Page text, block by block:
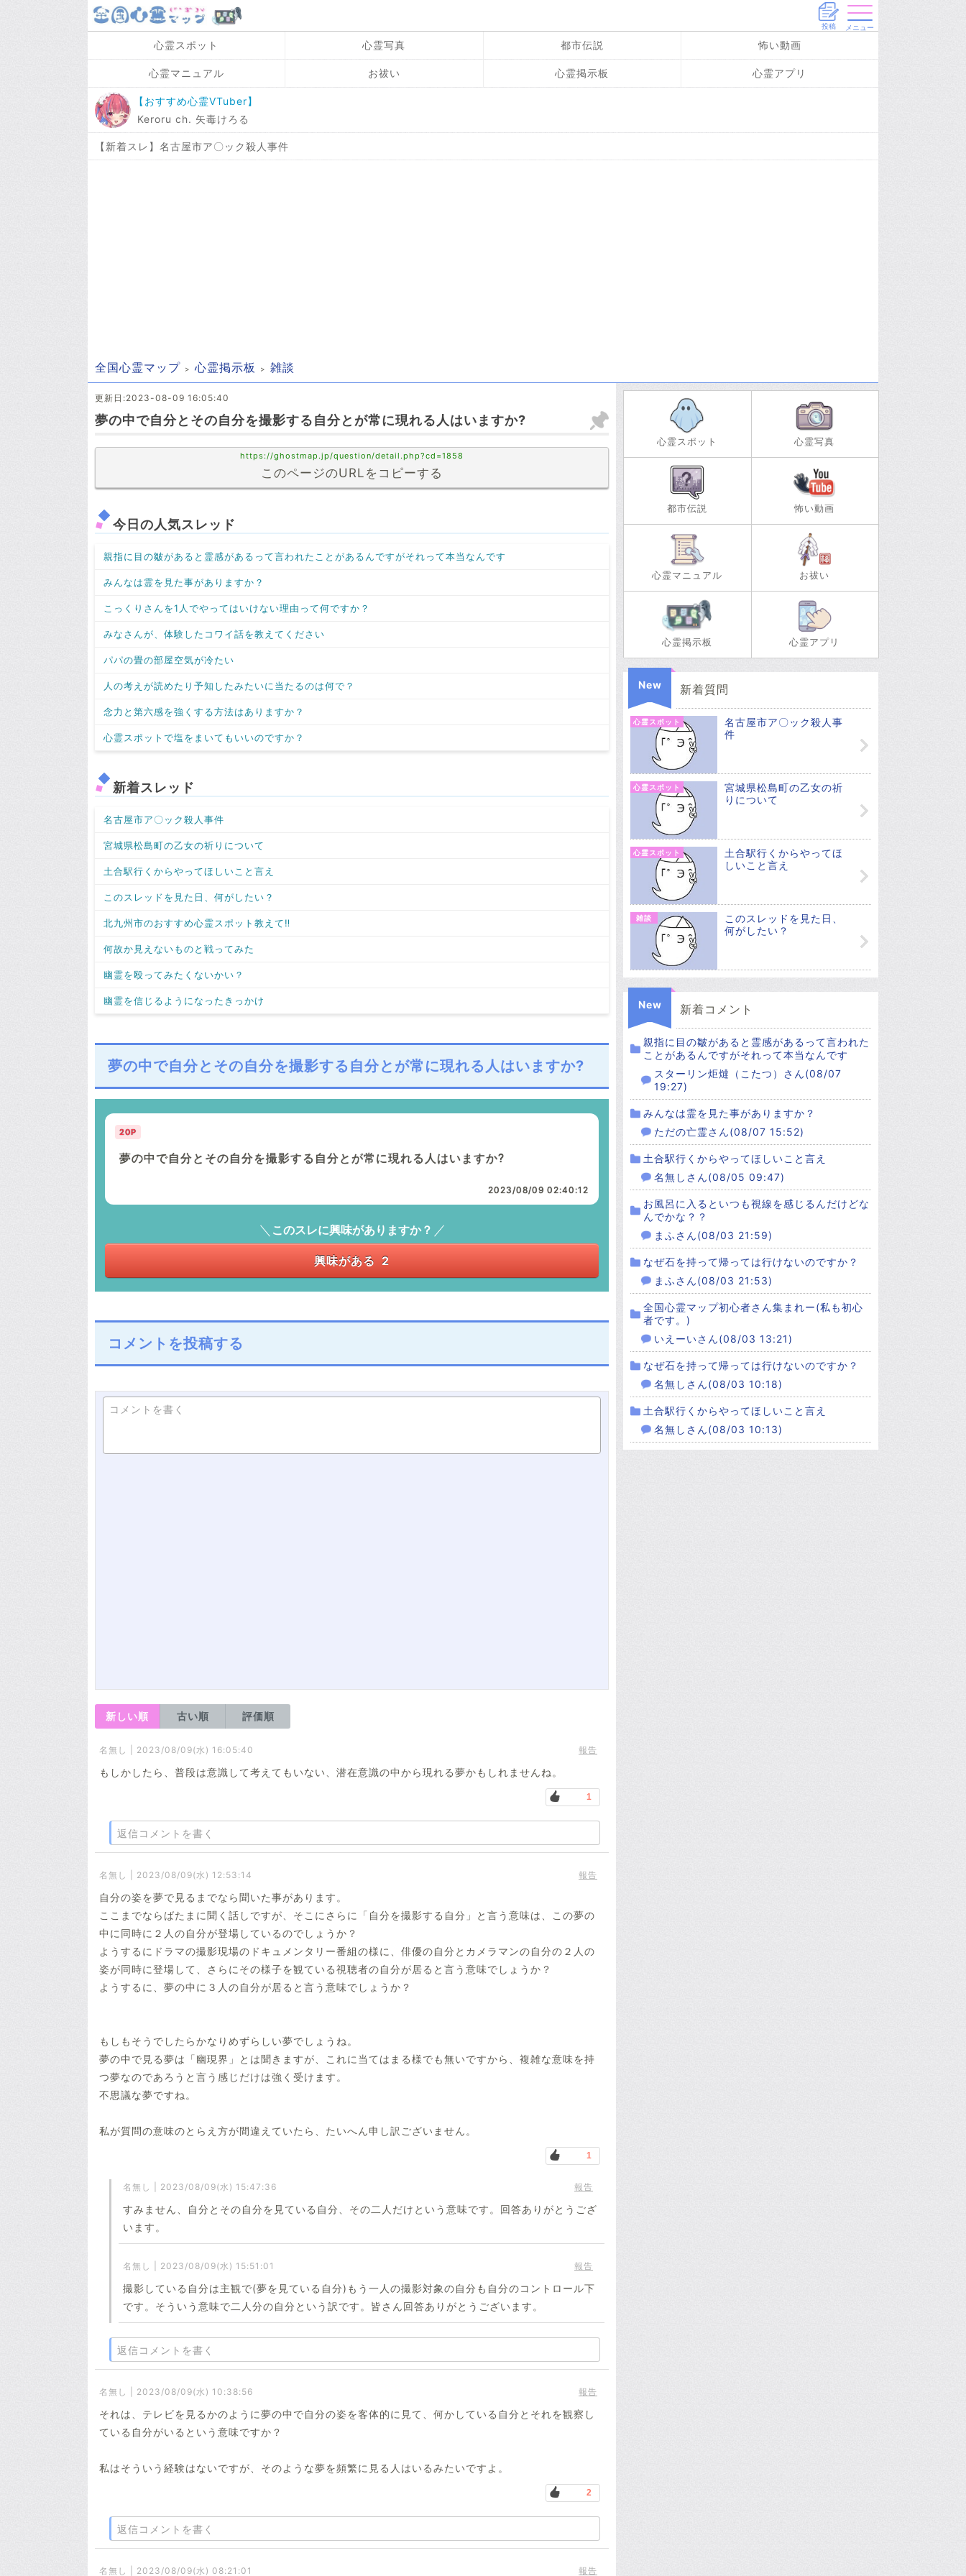
投稿 メニュー
心霊スポット 心霊写真 都市伝説 怖い動画
心霊マニュアル お祓い 心霊掲示板 心霊アプリ
【おすすめ心霊VTuber】
Keroru ch. 矢毒けろる
【新着スレ】名古屋市ア〇ック殺人事件
全国心霊マップ 心霊掲示板 雑談
更新日:2023-08-09 16:05:40
夢の中で自分とその自分を撮影する自分とが常に現れる人はいますか?
https://ghostmap.jp/question/detail.php?cd=1858
このページのURLをコピーする
今日の人気スレッド
親指に目の皺があると霊感があるって言われたことがあるんですがそれって本当なんです
みんなは霊を見た事がありますか？
こっくりさんを1人でやってはいけない理由って何ですか？
みなさんが、体験したコワイ話を教えてください
パパの畳の部屋空気が冷たい
人の考えが読めたり予知したみたいに当たるのは何で？
念力と第六感を強くする方法はありますか？
心霊スポットで塩をまいてもいいのですか？
新着スレッド
名古屋市ア〇ック殺人事件
宮城県松島町の乙女の祈りについて
土合駅行くからやってほしいこと言え
このスレッドを見た日、何がしたい？
北九州市のおすすめ心霊スポット教えて‼️
何故か見えないものと戦ってみた
幽霊を殴ってみたくないかい？
幽霊を信じるようになったきっかけ
夢の中で自分とその自分を撮影する自分とが常に現れる人はいますか?
20P
夢の中で自分とその自分を撮影する自分とが常に現れる人はいますか?
2023/08/09 02:40:12
このスレに興味がありますか？
興味がある 2
コメントを投稿する
コメントを書く
新しい順 古い順 評価順
名無し | 2023/08/09(水) 16:05:40 報告
もしかしたら、普段は意識して考えてもいない、潜在意識の中から現れる夢かもしれませんね。
1
返信コメントを書く
名無し | 2023/08/09(水) 12:53:14 報告
自分の姿を夢で見るまでなら聞いた事があります。
ここまでならばたまに聞く話しですが、そこにさらに「自分を撮影する自分」と言う意味は、この夢の
中に同時に２人の自分が登場しているのでしょうか？
ようするにドラマの撮影現場のドキュメンタリー番組の様に、俳優の自分とカメラマンの自分の２人の
姿が同時に登場して、さらにその様子を観ている視聴者の自分が居ると言う意味でしょうか？
ようするに、夢の中に３人の自分が居ると言う意味でしょうか？
もしもそうでしたらかなりめずらしい夢でしょうね。
夢の中で見る夢は「幽現界」とは聞きますが、これに当てはまる様でも無いですから、複雑な意味を持
つ夢なのであろうと言う感じだけは強く受けます。
不思議な夢ですね。
私が質問の意味のとらえ方が間違えていたら、たいへん申し訳ございません。
1
名無し | 2023/08/09(水) 15:47:36 報告
すみません、自分とその自分を見ている自分、その二人だけという意味です。回答ありがとうござ
います。
名無し | 2023/08/09(水) 15:51:01 報告
撮影している自分は主観で(夢を見ている自分)もう一人の撮影対象の自分も自分のコントロール下
です。そういう意味で二人分の自分という訳です。皆さん回答ありがとうございます。
返信コメントを書く
名無し | 2023/08/09(水) 10:38:56 報告
それは、テレビを見るかのように夢の中で自分の姿を客体的に見て、何かしている自分とそれを観察し
ている自分がいるという意味ですか？
私はそういう経験はないですが、そのような夢を頻繁に見る人はいるみたいですよ。
2
返信コメントを書く
名無し | 2023/08/09(水) 08:21:01 報告
心霊スポット 心霊写真
都市伝説 怖い動画
心霊マニュアル お祓い
心霊掲示板 心霊アプリ
New 新着質問
心霊スポット
名古屋市ア〇ック殺人事
件
心霊スポット
宮城県松島町の乙女の祈
りについて
心霊スポット
土合駅行くからやってほ
しいこと言え
雑談
このスレッドを見た日、
何がしたい？
New 新着コメント
親指に目の皺があると霊感があるって言われた
ことがあるんですがそれって本当なんです
スターリン炬燵（こたつ）さん(08/07
19:27)
みんなは霊を見た事がありますか？
ただの亡霊さん(08/07 15:52)
土合駅行くからやってほしいこと言え
名無しさん(08/05 09:47)
お風呂に入るといつも視線を感じるんだけどな
んでかな？？
まふさん(08/03 21:59)
なぜ石を持って帰っては行けないのですか？
まふさん(08/03 21:53)
全国心霊マップ初心者さん集まれー(私も初心
者です。)
いえーいさん(08/03 13:21)
なぜ石を持って帰っては行けないのですか？
名無しさん(08/03 10:18)
土合駅行くからやってほしいこと言え
名無しさん(08/03 10:13)